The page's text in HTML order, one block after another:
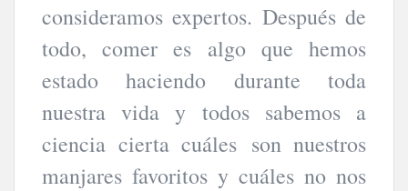
consideramos expertos. Después de
todo, comer es algo que hemos
estado haciendo durante toda
nuestra vida y todos sabemos a
ciencia cierta cuáles son nuestros
manjares favoritos y cuáles no nos